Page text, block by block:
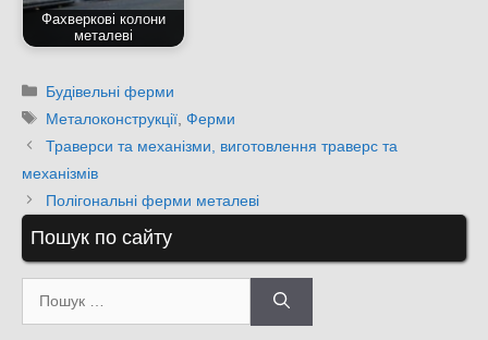
Фахверкові колони
металеві
Категорії
Будівельні ферми
Позначки
Металоконструкції ,Ферми
Траверси та механізми, виготовлення траверс та
механізмів
Полігональні ферми металеві
Пошук по сайту